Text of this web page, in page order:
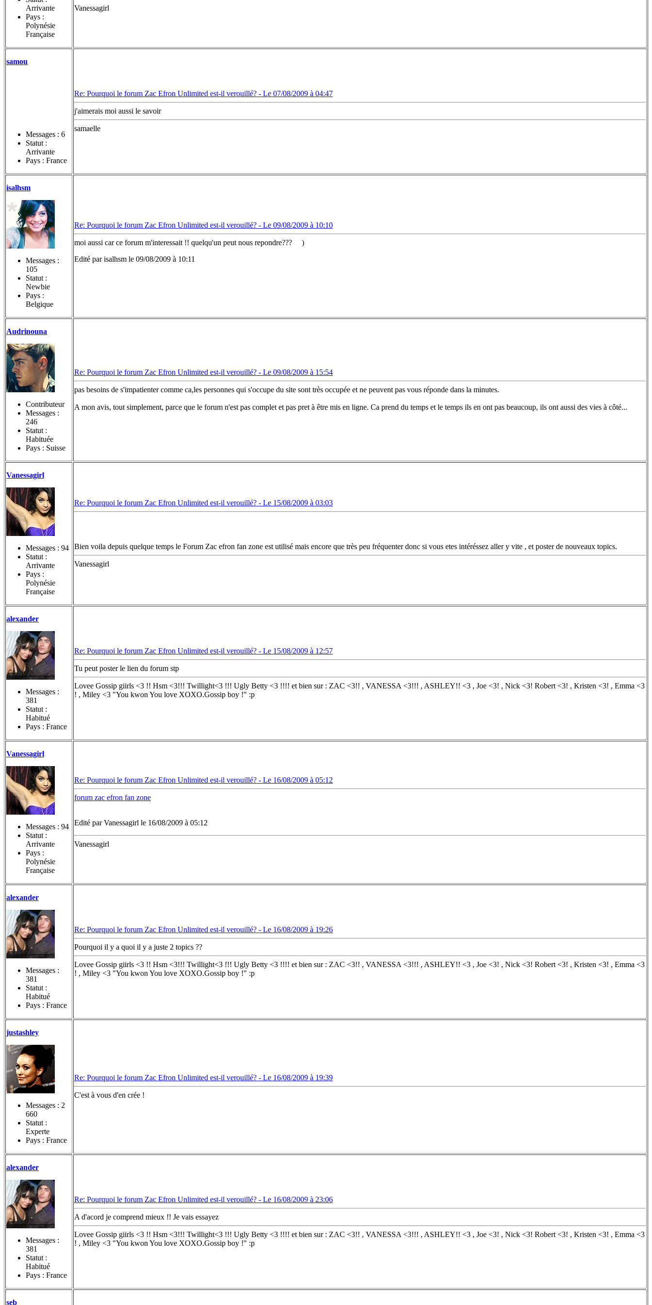
Arrivante
Pays :
Polynésie
Française
Vanessagirl
samou
Messages : 6
Statut :
Arrivante
Pays : France
Re: Pourquoi le forum Zac Efron Unlimited est-il verouillé? - Le 07/08/2009 à 04:47
j'aimerais moi aussi le savoir
samaelle
isalhsm
Messages :
105
Statut :
Newbie
Pays :
Belgique
Re: Pourquoi le forum Zac Efron Unlimited est-il verouillé? - Le 09/08/2009 à 10:10
moi aussi car ce forum m'interessait !! quelqu'un peut nous repondre???
)
Edité par isalhsm le 09/08/2009 à 10:11
Audrinouna
Contributeur
Messages :
246
Statut :
Habituée
Pays : Suisse
Re: Pourquoi le forum Zac Efron Unlimited est-il verouillé? - Le 09/08/2009 à 15:54
pas besoins de s'impatienter comme ca,les personnes qui s'occupe du site sont très occupée et ne peuvent pas vous réponde dans la minutes.
A mon avis, tout simplement, parce que le forum n'est pas complet et pas pret à être mis en ligne. Ca prend du temps et le temps ils en ont pas beaucoup, ils ont aussi des vies à côté...
Vanessagirl
Messages : 94
Statut :
Arrivante
Pays :
Polynésie
Française
Re: Pourquoi le forum Zac Efron Unlimited est-il verouillé? - Le 15/08/2009 à 03:03
Bien voila depuis quelque temps le Forum Zac efron fan zone est utilisé mais encore que très peu fréquenter donc si vous etes intéréssez aller y vite , et poster de nouveaux topics.
Vanessagirl
alexander
Messages :
381
Statut :
Habitué
Pays : France
Re: Pourquoi le forum Zac Efron Unlimited est-il verouillé? - Le 15/08/2009 à 12:57
Tu peut poster le lien du forum stp
Lovee Gossip giirls <3 !! Hsm <3!!! Twillight<3 !!! Ugly Betty <3 !!!! et bien sur : ZAC <3!! , VANESSA <3!!! , ASHLEY!! <3 , Joe <3! , Nick <3! Robert <3! , Kristen <3! , Emma <3
! , Miley <3 "You kwon You love XOXO.Gossip boy !" :p
Vanessagirl
Messages : 94
Statut :
Arrivante
Pays :
Polynésie
Française
Re: Pourquoi le forum Zac Efron Unlimited est-il verouillé? - Le 16/08/2009 à 05:12
forum zac efron fan zone
Edité par Vanessagirl le 16/08/2009 à 05:12
Vanessagirl
alexander
Messages :
381
Statut :
Habitué
Pays : France
Re: Pourquoi le forum Zac Efron Unlimited est-il verouillé? - Le 16/08/2009 à 19:26
Pourquoi il y a quoi il y a juste 2 topics ??
Lovee Gossip giirls <3 !! Hsm <3!!! Twillight<3 !!! Ugly Betty <3 !!!! et bien sur : ZAC <3!! , VANESSA <3!!! , ASHLEY!! <3 , Joe <3! , Nick <3! Robert <3! , Kristen <3! , Emma <3
! , Miley <3 "You kwon You love XOXO.Gossip boy !" :p
justashley
Messages : 2
660
Statut :
Experte
Pays : France
Re: Pourquoi le forum Zac Efron Unlimited est-il verouillé? - Le 16/08/2009 à 19:39
C'est à vous d'en crée !
alexander
Messages :
381
Statut :
Habitué
Pays : France
Re: Pourquoi le forum Zac Efron Unlimited est-il verouillé? - Le 16/08/2009 à 23:06
A d'acord je comprend mieux !! Je vais essayez
Lovee Gossip giirls <3 !! Hsm <3!!! Twillight<3 !!! Ugly Betty <3 !!!! et bien sur : ZAC <3!! , VANESSA <3!!! , ASHLEY!! <3 , Joe <3! , Nick <3! Robert <3! , Kristen <3! , Emma <3
! , Miley <3 "You kwon You love XOXO.Gossip boy !" :p
seb